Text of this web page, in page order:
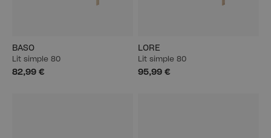
BASO
Lit simple 80
82,99 €
LORE
Lit simple 80
95,99 €